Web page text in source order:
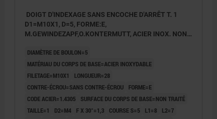
DOIGT D'INDEXAGE SANS ENCOCHE D'ARRÊT T. 1
D1=M10X1, D=5, FORME:E,
M.GEWINDEZAPF,O.KONTERMUTT, ACIER INOX. NON
DIAMÈTRE DE BOULON=5
MATÉRIAU DU CORPS DE BASE=ACIER INOXYDABLE
FILETAGE=M10X1
LONGUEUR=28
CONTRE-ÉCROU=SANS CONTRE-ÉCROU
FORME=E
CODE ACIER=1.4305
SURFACE DU CORPS DE BASE=NON TRAITÉ
TAILLE=1
D2=M4 F X 30°=1,3 COURSE S=5 L1=8
L2=7